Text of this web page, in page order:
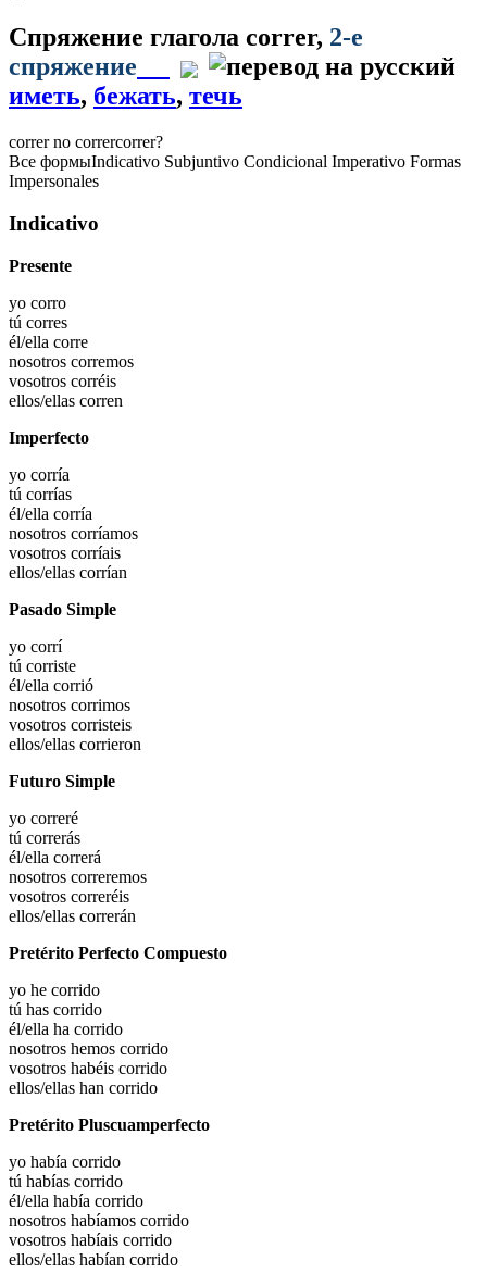
Спряжение глагола correr, 2-е
спряжение
иметь, бежать, течь
correrno corrercorrer?
Все формыIndicativo Subjuntivo Condicional Imperativo Formas
Impersonales
Indicativo
Presente
yo corro
tú corres
él/ella corre
nosotros corremos
vosotros corréis
ellos/ellas corren
Imperfecto
yo corría
tú corrías
él/ella corría
nosotros corríamos
vosotros corríais
ellos/ellas corrían
Pasado Simple
yo corrí
tú corriste
él/ella corrió
nosotros corrimos
vosotros corristeis
ellos/ellas corrieron
Futuro Simple
yo correré
tú correrás
él/ella correrá
nosotros correremos
vosotros correréis
ellos/ellas correrán
Pretérito Perfecto Compuesto
yo he corrido
tú has corrido
él/ella ha corrido
nosotros hemos corrido
vosotros habéis corrido
ellos/ellas han corrido
Pretérito Pluscuamperfecto
yo había corrido
tú habías corrido
él/ella había corrido
nosotros habíamos corrido
vosotros habíais corrido
ellos/ellas habían corrido